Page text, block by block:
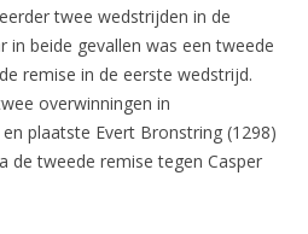
twee wedstrijden in de
in beide gevallen was een tweede
remise in de eerste wedstrijd.
overwinningen in
plaatste Evert Bronstring (1298)
de tweede remise tegen Casper